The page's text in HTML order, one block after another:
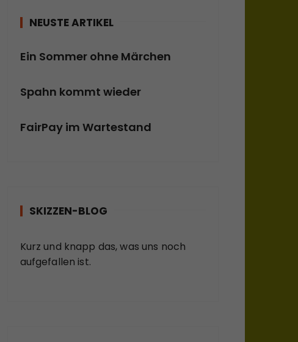
NEUSTE ARTIKEL
Ein Sommer ohne Märchen
Spahn kommt wieder
FairPay im Wartestand
SKIZZEN-BLOG
Kurz und knapp das, was uns noch
aufgefallen ist.